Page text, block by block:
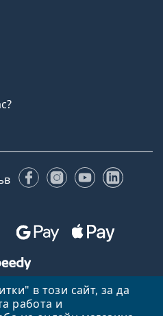
в този сайт, за да
работа и
FacebookInstagram
YouTube
страница
Нагоре